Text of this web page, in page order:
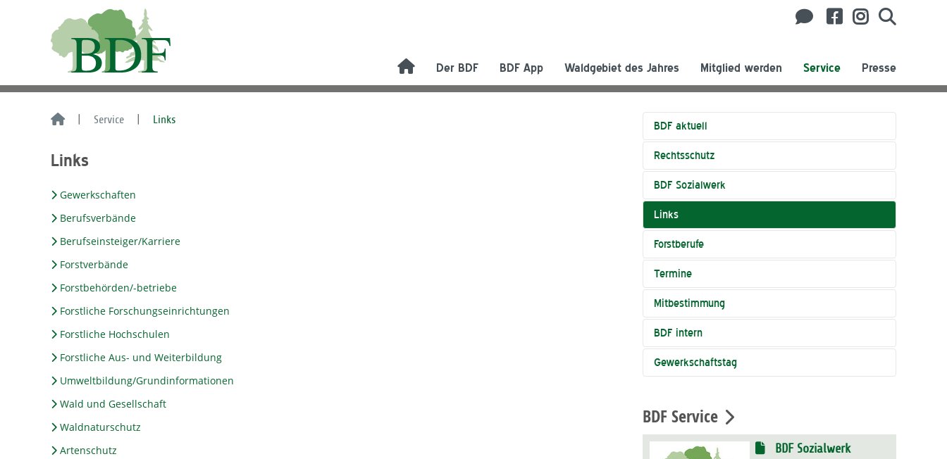
Der BDF BDF App Waldgebiet des Jahres Mitglied werden Service Presse
Service Links
Links
Gewerkschaften
Berufsverbände
Berufseinsteiger/Karriere
Forstverbände
Forstbehörden/-betriebe
Forstliche Forschungseinrichtungen
Forstliche Hochschulen
Forstliche Aus- und Weiterbildung
Umweltbildung/Grundinformationen
Wald und Gesellschaft
Waldnaturschutz
Artenschutz
BDF aktuell
Rechtsschutz
BDF Sozialwerk
Links
Forstberufe
Termine
Mitbestimmung
BDF intern
Gewerkschaftstag
BDF Service
BDF Sozialwerk